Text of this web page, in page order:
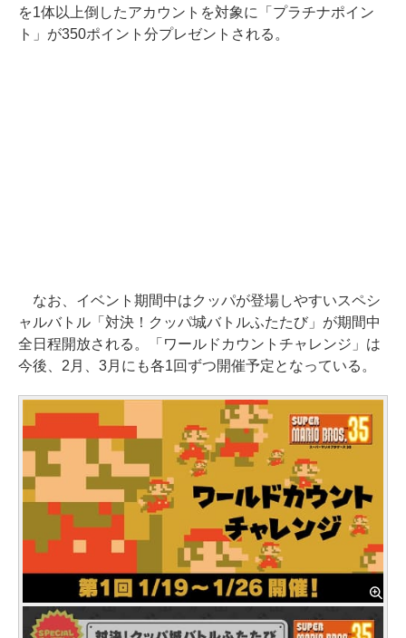
を1体以上倒したアカウントを対象に「プラチナポイン
ト」が350ポイント分プレゼントされる。
なお、イベント期間中はクッパが登場しやすいスペシ
ャルバトル「対決！クッパ城バトルふたたび」が期間中
全日程開放される。「ワールドカウントチャレンジ」は
今後、2月、3月にも各1回ずつ開催予定となっている。